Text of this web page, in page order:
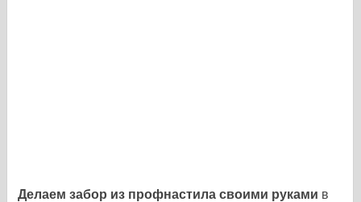
Делаем забор из профнастила своими руками в